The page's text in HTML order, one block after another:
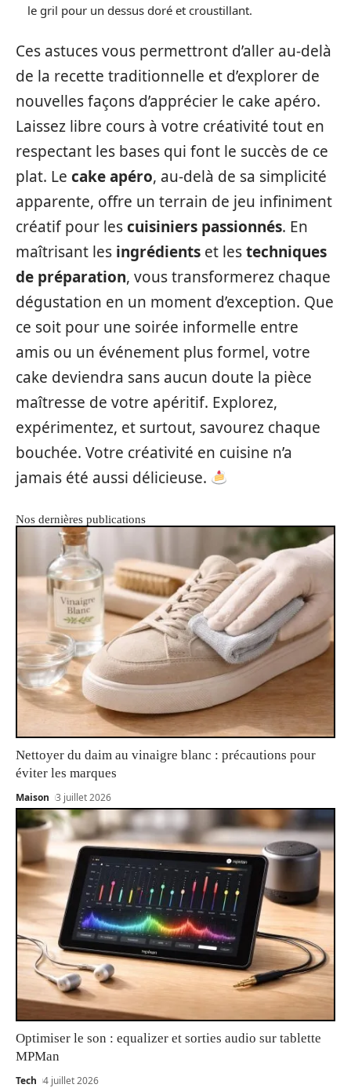
le gril pour un dessus doré et croustillant.
Ces astuces vous permettront d’aller au-delà
de la recette traditionnelle et d’explorer de
nouvelles façons d’apprécier le cake apéro.
Laissez libre cours à votre créativité tout en
respectant les bases qui font le succès de ce
plat. Le cake apéro, au-delà de sa simplicité
apparente, offre un terrain de jeu infiniment
créatif pour lescuisiniers passionnés. En
maîtrisant les ingrédients et lestechniques
de préparation, vous transformerez chaque
dégustation en un moment d’exception. Que
ce soit pour une soirée informelle entre
amis ou un événement plus formel, votre
cake deviendra sans aucun doute la pièce
maîtresse de votre apéritif. Explorez,
expérimentez, et surtout, savourez chaque
bouchée. Votre créativité en cuisine n’a
jamais été aussi délicieuse.
Nos dernières publications
Nettoyer du daim au vinaigre blanc : précautions pour
éviter les marques
Maison 3 juillet 2026
Optimiser le son : equalizer et sorties audio sur tablette
MPMan
Tech 4 juillet 2026